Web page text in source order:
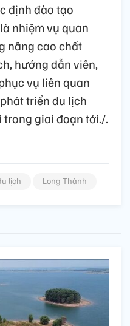
định đào tạo
nhiệm vụ quan
nâng cao chất
hướng dẫn viên,
vụ liên quan
triển du lịch
trong giai đoạn tới./.
lịch Long Thành